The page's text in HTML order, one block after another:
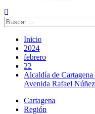
Buscar:
Inicio
2024
febrero
22
Alcaldía de
Avenida Rafael Núñez
Cartagena
Región